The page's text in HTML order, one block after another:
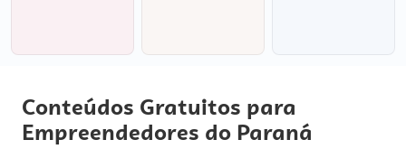
Conteúdos Gratuitos para
Empreendedores do Paraná